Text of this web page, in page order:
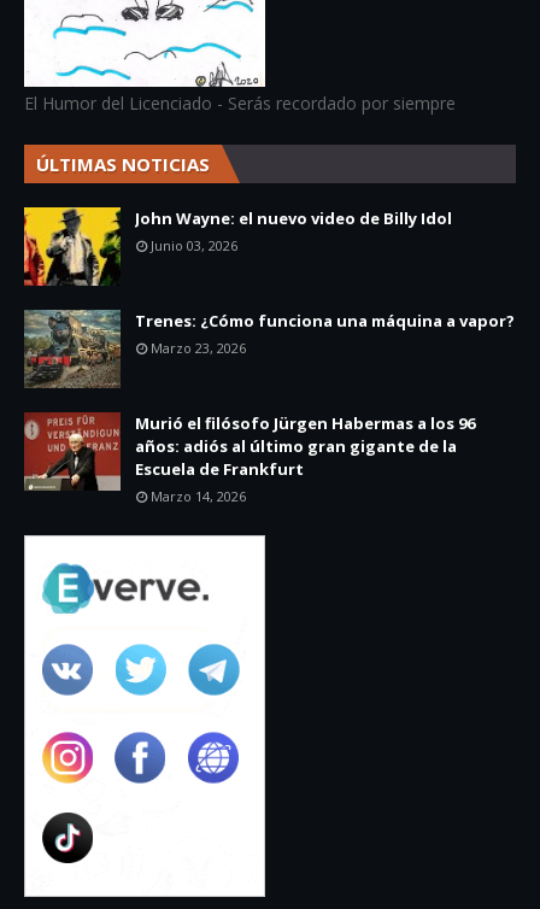
El Humor del Licenciado - Serás recordado por siempre
ÚLTIMAS NOTICIAS
John Wayne: el nuevo video de Billy Idol
Junio 03, 2026
Trenes: ¿Cómo funciona una máquina a vapor?
Marzo 23, 2026
Murió el filósofo Jürgen Habermas a los 96
años: adiós al último gran gigante de la
Escuela de Frankfurt
Marzo 14, 2026